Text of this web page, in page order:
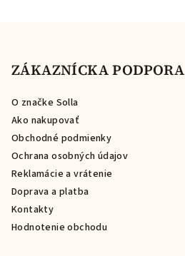
ZÁKAZNÍCKA PODPORA
O značke Solla
Ako nakupovať
Obchodné podmienky
Ochrana osobných údajov
Reklamácie a vrátenie
Doprava a platba
Kontakty
Hodnotenie obchodu